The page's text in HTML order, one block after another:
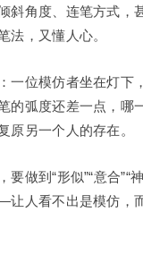
角度、连笔方式，
法，又懂人心。
一位模仿者坐在灯下
的弧度还差一点，哪
原另一个人的存在。
要做到“形似”“意合
人看不出是模仿，